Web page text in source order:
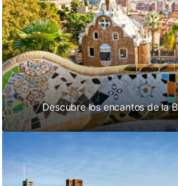
Descubre los encantos de la
Londres